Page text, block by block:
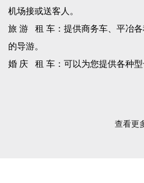
机场接或送客人。
旅 游 租 车：提供商务车、平冶
的导游。
婚 庆 租 车：可以为您提供各种型
查看更